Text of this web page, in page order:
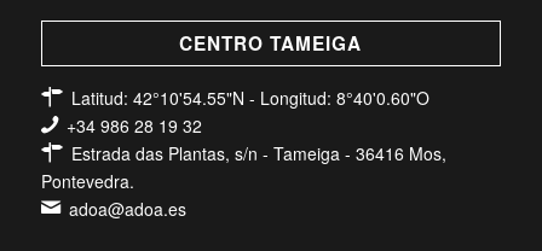
CENTRO TAMEIGA
Latitud: 42°10'54.55"N - Longitud: 8°40'0.60"O
+34 986 28 19 32
Estrada das Plantas, s/n - Tameiga - 36416 Mos,
Pontevedra.
adoa@adoa.es